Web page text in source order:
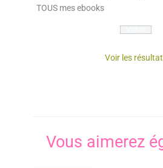
TOUS mes ebooks
Voir les
Vous aimerez